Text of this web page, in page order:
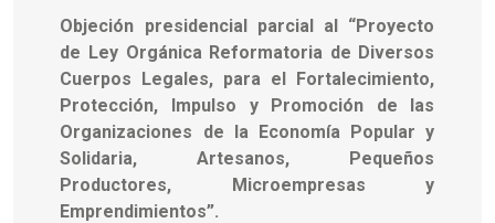
Objeción presidencial parcial al “Proyecto
de Ley Orgánica Reformatoria de Diversos
Cuerpos Legales, para el Fortalecimiento,
Protección, Impulso y Promoción de las
Organizaciones de la Economía Popular y
Solidaria, Artesanos, Pequeños
Productores, Microempresas y
Emprendimientos”.